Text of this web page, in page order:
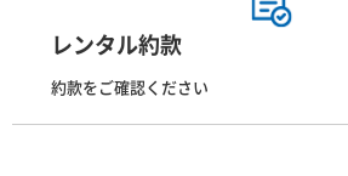
レンタル約款
約款をご確認ください